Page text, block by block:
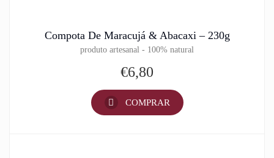
Compota De Maracujá & Abacaxi – 230g
produto artesanal - 100% natural
€6,80
COMPRAR